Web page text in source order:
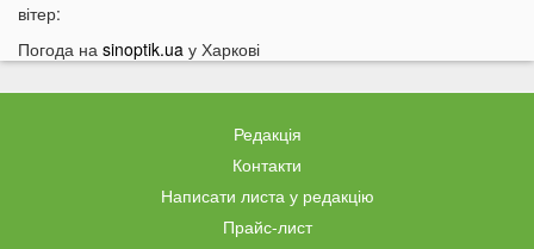
продають зелене м'ясо: покупці обурені
13:51
Українцям доведеться більше платити за комуналку:
Зʼявилися деталі нічної ДТП у Луцьку на
вітер:
Погода на sinoptik.ua у Харкові
Редакція
Контакти
Написати листа у редакцію
Прайс-лист